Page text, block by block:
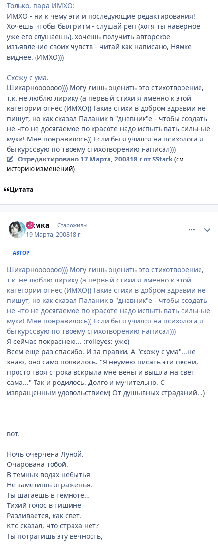
Только, пара ИМХО:
ИМХО - ни к чему эти и последующие редактирования!
Хочешь чтобы был ритм - слушай реп (хотя ты наверное
уже его слушаешь), хочешь получить авторское
изъявление своих чувств - читай как написано, Нямке
виднее. (ИМХО)))
Схожу с ума.
Шикарнооооооо))) Могу лишь оценить это стихотворение,
т.к. не люблю лирику (а первый стихи я именно к этой
категории отнес (ИМХО)) Такие стихи в добром здравии не
пишут, но как сказал Паланик в "дневник"е - чтобы создать
не что не досягаемое по красоте надо испытывать сильные
муки! Мне понравилось)) Если бы я учился на психолога я
бы курсовую по твоему стихотворению написал)))
Отредактировано 17 Марта, 200818 гот SStark(см.
историю изменений)
Цитата
Нямка Старожилы
19 Марта, 200818 г
АВТОР
Шикарнооооооо))) Могу лишь оценить это стихотворение,
т.к. не люблю лирику (а первый стихи я именно к этой
категории отнес (ИМХО)) Такие стихи в добром здравии не
пишут, но как сказал Паланик в "дневник"е - чтобы создать
не что не досягаемое по красоте надо испытывать сильные
муки! Мне понравилось)) Если бы я учился на психолога я
бы курсовую по твоему стихотворению написал)))
Я сейчас покраснею... :rolleyes: уже)
Всем еще раз спасибо. И за правки. А "схожу с ума"...не
знаю, оно само появилось. "Я неумею писать эти песни,
просто твоя строка вскрыла мне вены и вышла на свет
сама..." Так и родилось. Долго и мучительно. С
извращенным удовольствием) От душывных страданий...)
вот.
Ночь очерчена Луной.
Очарована тобой.
В темных водах небытья
Не заметишь отраженья.
Ты шагаешь в темноте…
Тихий голос в тишине
Разливается, как свет.
Кто сказал, что страха нет?
Ты потратишь эту вечность,